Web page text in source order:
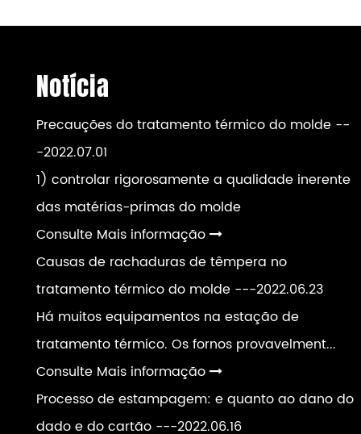
Notícia
Precauções do tratamento térmico do molde --
-2022.07.01
1) controlar rigorosamente a qualidade inerente
das matérias-primas do molde
Consulte Mais informação
Causas de rachaduras de têmpera no
tratamento térmico do molde ---2022.06.23
Há muitos equipamentos na estação de
tratamento térmico. Os fornos provavelment...
Consulte Mais informação
Processo de estampagem: e quanto ao dano do
dado e do cartão ---2022.06.16